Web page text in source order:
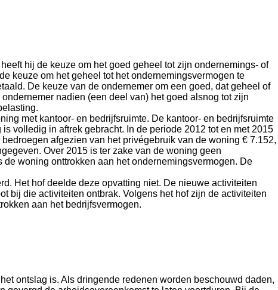
hij de keuze om het goed geheel tot zijn ondernemings- of
keuze om het geheel tot het ondernemingsvermogen te
De keuze van de ondernemer om een goed, dat geheel of
nadien (een deel van) het goed alsnog tot zijn
met kantoor- en bedrijfsruimte. De kantoor- en bedrijfsruimte
volledig in aftrek gebracht. In de periode 2012 tot en met 2015
afgezien van het privégebruik van de woning € 7.152,
Over 2015 is ter zake van de woning geen
woning onttrokken aan het ondernemingsvermogen. De
Het hof deelde deze opvatting niet. De nieuwe activiteiten
bij die activiteiten ontbrak. Volgens het hof zijn de activiteiten
aan het bedrijfsvermogen.
ontslag is. Als dringende redenen worden beschouwd daden,